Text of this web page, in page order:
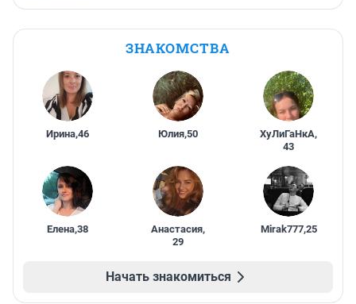
ЗНАКОМСТВА
Ирина,46 Юлия,50 ХуЛиГаНкА,
43
Елена,38 Анастасия,
29
Mirak777,25
Начать знакомиться